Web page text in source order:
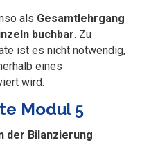
als Gesamtlehrgang
buchbar. Zu
ist es nicht notwendig,
eines
wird.
Modul 5
der Bilanzierung